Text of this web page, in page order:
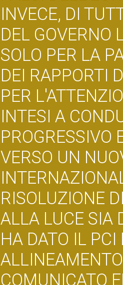
INVECE, DI
DEL GOVERNO
SOLO PER LA
DEI RAPPORTI
PER
INTESI A
PROGRESSIVO
VERSO UN
RISOLUZIONE
ALLA LUCE SIA
HA DATO IL
COMUNICATO